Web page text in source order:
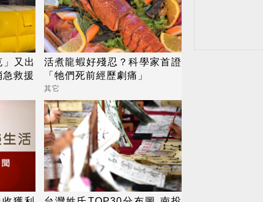
又出
救援
活煮龍蝦好殘忍？科學家首證
「牠們死前經歷劇痛」
其它